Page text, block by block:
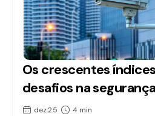
Os crescentes
desafios na
dez.25 4 min